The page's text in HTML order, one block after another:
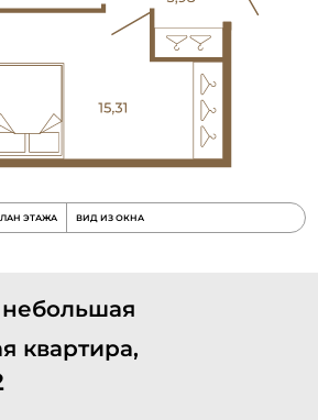
небольшая
квартира,
ЭТАЖА ВИД ИЗ ОКНА